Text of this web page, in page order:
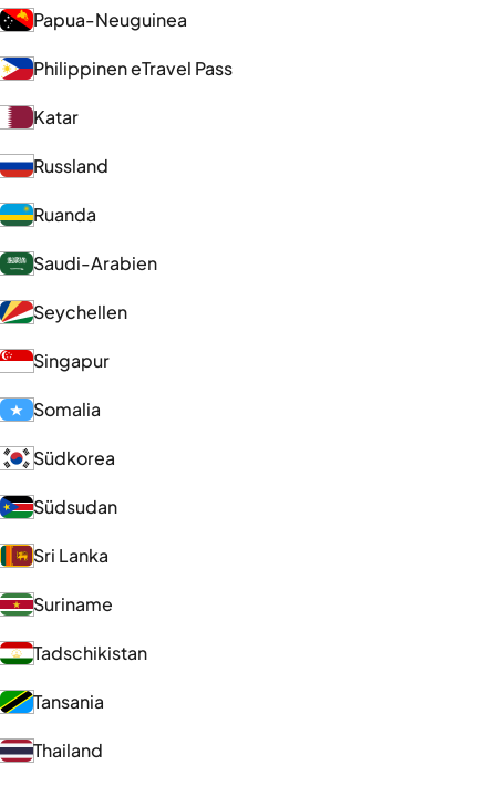
Papua-Neuguinea
Philippinen eTravel Pass
Katar
Russland
Ruanda
Saudi-Arabien
Seychellen
Singapur
Somalia
Südkorea
Südsudan
Sri Lanka
Suriname
Tadschikistan
Tansania
Thailand